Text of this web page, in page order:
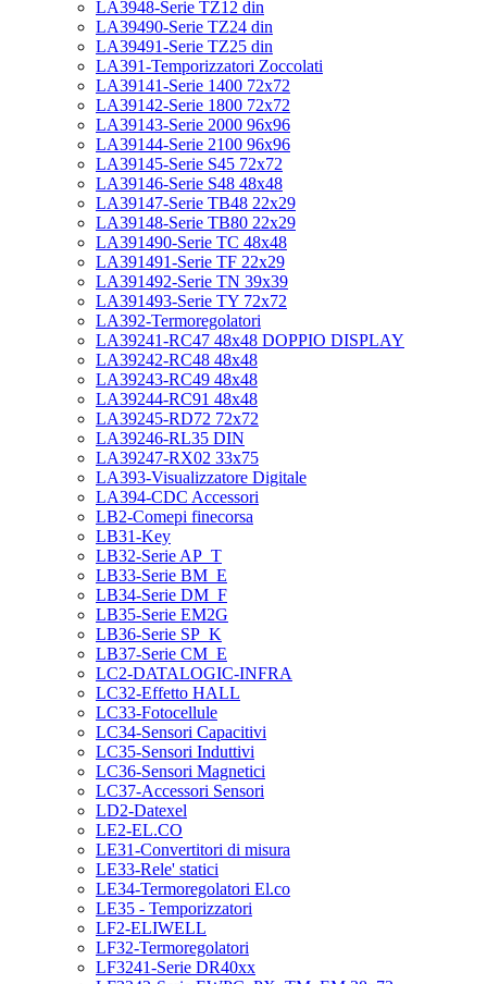
LA3948-Serie TZ12 din
LA39490-Serie TZ24 din
LA39491-Serie TZ25 din
LA391-Temporizzatori Zoccolati
LA39141-Serie 1400 72x72
LA39142-Serie 1800 72x72
LA39143-Serie 2000 96x96
LA39144-Serie 2100 96x96
LA39145-Serie S45 72x72
LA39146-Serie S48 48x48
LA39147-Serie TB48 22x29
LA39148-Serie TB80 22x29
LA391490-Serie TC 48x48
LA391491-Serie TF 22x29
LA391492-Serie TN 39x39
LA391493-Serie TY 72x72
LA392-Termoregolatori
LA39241-RC47 48x48 DOPPIO DISPLAY
LA39242-RC48 48x48
LA39243-RC49 48x48
LA39244-RC91 48x48
LA39245-RD72 72x72
LA39246-RL35 DIN
LA39247-RX02 33x75
LA393-Visualizzatore Digitale
LA394-CDC Accessori
LB2-Comepi finecorsa
LB31-Key
LB32-Serie AP_T
LB33-Serie BM_E
LB34-Serie DM_F
LB35-Serie EM2G
LB36-Serie SP_K
LB37-Serie CM_E
LC2-DATALOGIC-INFRA
LC32-Effetto HALL
LC33-Fotocellule
LC34-Sensori Capacitivi
LC35-Sensori Induttivi
LC36-Sensori Magnetici
LC37-Accessori Sensori
LD2-Datexel
LE2-EL.CO
LE31-Convertitori di misura
LE33-Rele' statici
LE34-Termoregolatori El.co
LE35 - Temporizzatori
LF2-ELIWELL
LF32-Termoregolatori
LF3241-Serie DR40xx